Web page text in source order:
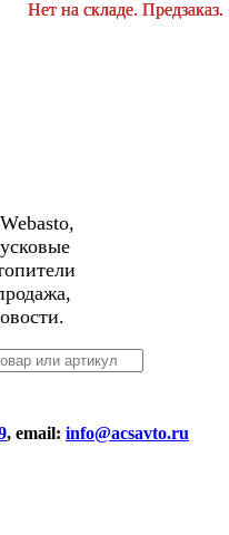
, email: info@acsavto.ru
Нет на складе. Предзаказ.
Нет на складе. Предзаказ.
Нет на складе. Предзаказ.
скидки на